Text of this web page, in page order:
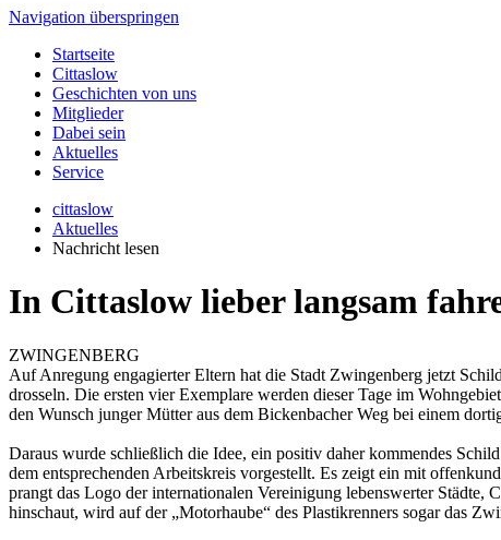
Navigation überspringen
Startseite
Cittaslow
Geschichten von uns
Mitglieder
Dabei sein
Aktuelles
Service
cittaslow
Aktuelles
Nachricht lesen
In Cittaslow lieber langsam
ZWINGENBERG
Auf Anregung engagierter Eltern hat die Stadt Zwingenberg jetzt
drosseln. Die ersten vier Exemplare werden dieser Tage im
den Wunsch junger Mütter aus dem Bickenbacher Weg bei einem
Daraus wurde schließlich die Idee, ein positiv daher kommendes
dem entsprechenden Arbeitskreis vorgestellt. Es zeigt ein mit
prangt das Logo der internationalen Vereinigung lebenswerter
hinschaut, wird auf der „Motorhaube“ des Plastikrenners sogar das